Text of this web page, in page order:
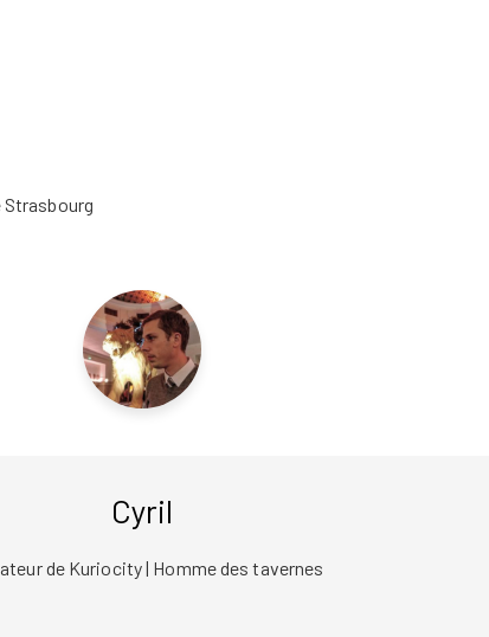
Strasbourg
Cyril
de Kuriocity | Homme des tavernes